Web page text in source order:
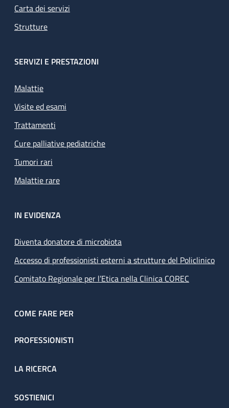
Carta dei servizi
Strutture
SERVIZI E PRESTAZIONI
Malattie
Visite ed esami
Trattamenti
Cure palliative pediatriche
Tumori rari
Malattie rare
IN EVIDENZA
Diventa donatore di microbiota
Accesso di professionisti esterni a strutture del Policlinico
Comitato Regionale per l’Etica nella Clinica COREC
COME FARE PER
PROFESSIONISTI
LA RICERCA
SOSTIENICI